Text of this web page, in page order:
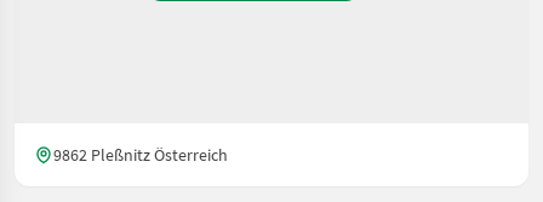
9862 Pleßnitz Österreich